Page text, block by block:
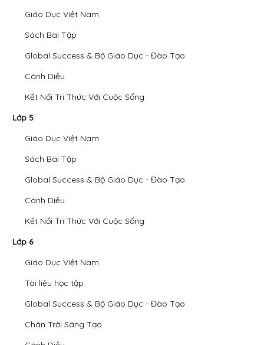
Giáo Dục Việt Nam
Sách Bài Tập
Global Success & Bộ Giáo Dục - Đào Tạo
Cánh Diều
Kết Nối Tri Thức Với Cuộc Sống
Lớp 5
Giáo Dục Việt Nam
Sách Bài Tập
Global Success & Bộ Giáo Dục - Đào Tạo
Cánh Diều
Kết Nối Tri Thức Với Cuộc Sống
Lớp 6
Giáo Dục Việt Nam
Tài liệu học tập
Global Success & Bộ Giáo Dục - Đào Tạo
Chân Trời Sáng Tạo